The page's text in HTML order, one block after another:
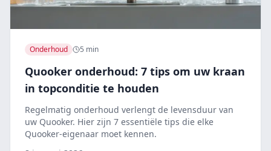
Onderhoud 5 min
Quooker onderhoud: 7 tips om uw kraan
in topconditie te houden
Regelmatig onderhoud verlengt de levensduur van
uw Quooker. Hier zijn 7 essentiële tips die elke
Quooker-eigenaar moet kennen.